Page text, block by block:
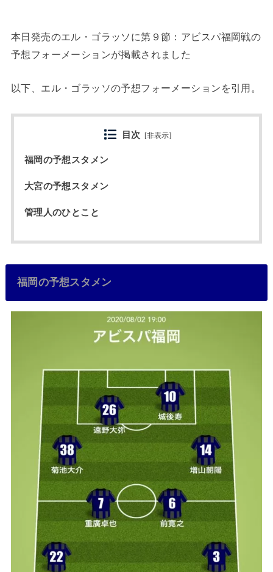
本日発売のエル・ゴラッソに第９節：アビスパ福岡戦の
予想フォーメーションが掲載されました
以下、エル・ゴラッソの予想フォーメーションを引用。
目次 [非表示]
福岡の予想スタメン
大宮の予想スタメン
管理人のひとこと
福岡の予想スタメン